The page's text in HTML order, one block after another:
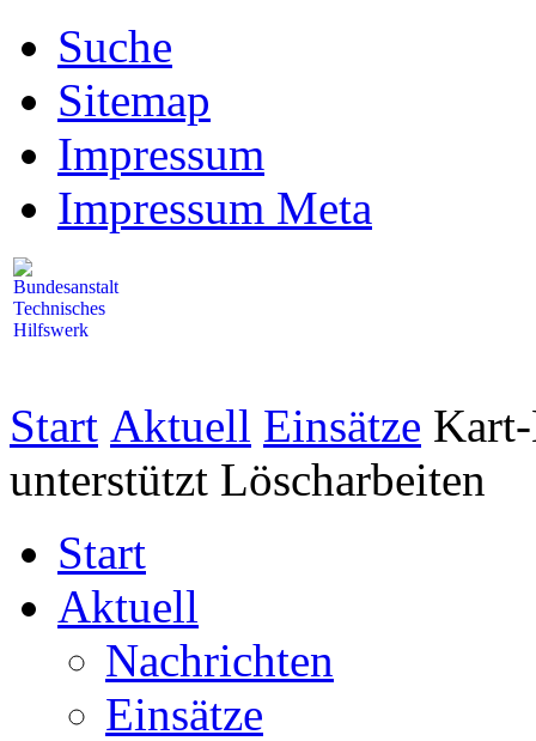
Suche
Sitemap
Impressum
Impressum Meta
Start Aktuell Einsätze
unterstützt Löscharbeiten
Start
Aktuell
Nachrichten
Einsätze